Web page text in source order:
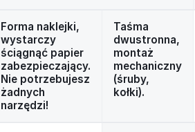
Forma naklejki,
wystarczy
ściągnąć papier
zabezpieczający.
Nie potrzebujesz
żadnych
narzędzi!
Taśma
dwustronna,
montaż
mechaniczny
(śruby,
kołki).